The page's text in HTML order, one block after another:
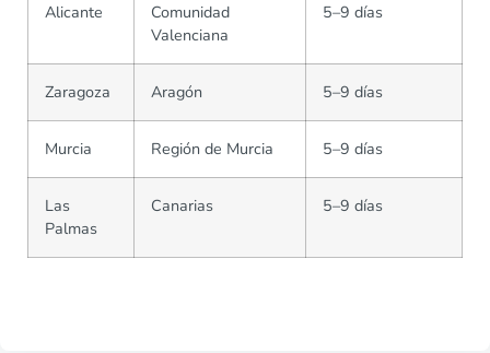
Alicante
Comunidad
Valenciana
5–9 días
Zaragoza Aragón 5–9 días
Murcia Región de Murcia 5–9 días
Las
Palmas
Canarias 5–9 días